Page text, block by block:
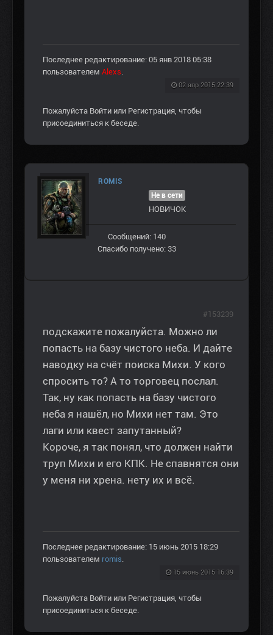
Последнее редактирование: 05 янв 2018 05:38
пользователем Alexs.
02 апр 2015 22:39
Пожалуйста Войти или Регистрация, чтобы
присоединиться к беседе.
ROMIS
Не в сети
НОВИЧОК
Сообщений: 140
Спасибо получено: 33
подскажите пожалуйста. Можно ли
попасть на базу чистого неба. И дайте
наводку на счёт поиска Михи. У кого
спросить то? А то торговец послал.
Так, ну как попасть на базу чистого
неба я нашёл, но Михи нет там. Это
лаги или квест запутанный?
Короче, я так понял, что должен найти
труп Михи и его КПК. Не спавнятся они
у меня ни хрена. нету их и всё.
Последнее редактирование: 15 июнь 2015 18:29
пользователем romis.
15 июнь 2015 16:39
#153239
Пожалуйста Войти или Регистрация, чтобы
присоединиться к беседе.